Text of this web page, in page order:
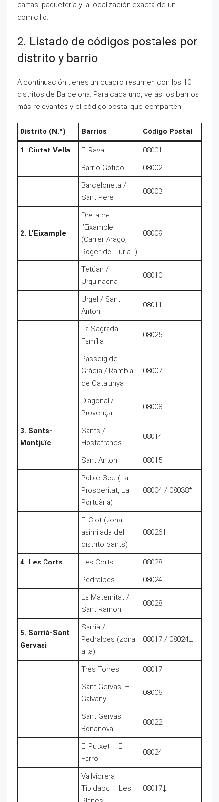
cartas, paquetería y la localización exacta de un
domicilio.
2. Listado de códigos postales por
distrito y barrio
A continuación tienes un cuadro resumen con los 10
distritos de Barcelona. Para cada uno, verás los barrios
más relevantes y el código postal que comparten.
Distrito (N.º) Barrios Código Postal
1. Ciutat Vella El Raval
08001
Barrio Gótico
08002
Barceloneta /
Sant Pere
08003
2. L’Eixample
Dreta de
l’Eixample
(Carrer Aragó,
Roger de Llúria…)
08009
Tetúan /
Urquinaona
08010
Urgel / Sant
Antoni
08011
La Sagrada
Família
08025
Passeig de
Gràcia / Rambla
de Catalunya
08007
Diagonal /
Provença
08008
3. Sants-
Montjuïc
Sants /
Hostafrancs
08014
Sant Antoni
08015
Poble Sec (La
Prosperitat, La
Portuària)
08004 / 08038*
El Clot (zona
asimilada del
distrito Sants)
08026†
4. Les Corts Les Corts
08028
Pedralbes
08024
La Maternitat /
Sant Ramón
08028
5. Sarrià-Sant
Gervasi
Sarrià /
Pedralbes (zona
alta)
08017 / 08024‡
Tres Torres
08017
Sant Gervasi –
Galvany
08006
Sant Gervasi –
Bonanova
08022
El Putxet – El
Farró
08024
Vallvidrera –
Tibidabo – Les
08017‡